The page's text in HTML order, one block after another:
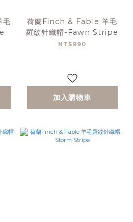
毛
荷蘭Finch & Fable 羊毛
羅紋針織帽-Fawn Stripe
NT$990
加入購物車